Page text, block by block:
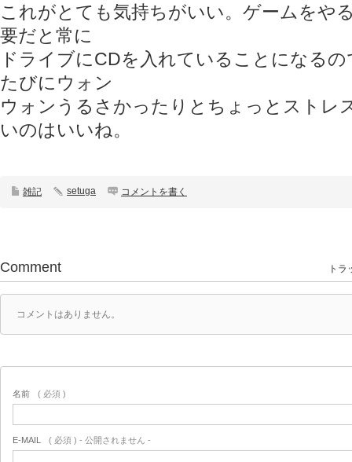
これがとても気持ちがいい。ゲームをや
要だと常に
ドライブにCDを入れていることになる
たびにウォン
ウォンうるさかったりとちょっとストレ
いのはいいね。
雑記 setuga コメントを書く
Comment トラ
コメントはありません。
名前 ( 必須 )
E-MAIL ( 必須 ) - 公開されません -